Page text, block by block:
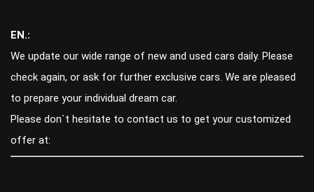
EN.:
We update our wide range of new and used cars daily. Please
check again, or ask for further exclusive cars. We are pleased
to prepare your individual dream car.
Please don`t hesitate to contact us to get your customized
offer at: